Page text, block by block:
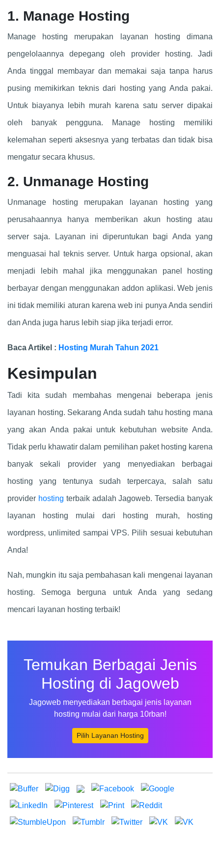
1. Manage Hosting
Manage hosting merupakan layanan hosting dimana
pengelolaannya depegang oleh provider hosting. Jadi
Anda tinggal membayar dan memakai saja tanpa harus
pusing memikirkan teknis dari hosting yang Anda pakai.
Untuk biayanya lebih murah karena satu server dipakai
oleh banyak pengguna. Manage hosting memiliki
kelemahan seperti aksesnya yang terbatas dan tidak bisa
mengatur secara khusus.
2. Unmanage Hosting
Unmanage hosting merupakan layanan hosting yang
perusahaannya hanya memberikan akun hosting atau
server saja. Layanan ini diperuntukan bagi Anda yang
menguasai hal teknis server. Untuk harga opsional, akan
menjadi lebih mahal jika menggunakan panel hosting
berbayar dengan menggunakan addon aplikasi. Web jenis
ini tidak memiliki aturan karena web ini punya Anda sendiri
dan Anda juga harus lebih siap jika terjadi error.
Baca Artikel : Hosting Murah Tahun 2021
Kesimpulan
Tadi kita sudah membahas mengenai beberapa jenis
layanan hosting. Sekarang Anda sudah tahu hosting mana
yang akan Anda pakai untuk kebutuhan website Anda.
Tidak perlu khawatir dalam pemilihan paket hosting karena
banyak sekali provider yang menyediakan berbagai
hosting yang tentunya sudah terpercaya, salah satu
provider hosting terbaik adalah Jagoweb. Tersedia banyak
layanan hosting mulai dari hosting murah, hosting
wordpress, unlimited sampai VPS. Pilih sesuai kebutuhan
Anda!
Nah, mungkin itu saja pembahasan kali mengenai layanan
hosting. Semoga berguna untuk Anda yang sedang
mencari layanan hosting terbaik!
Temukan Berbagai Jenis
Hosting di Jagoweb
Jagoweb menyediakan berbagai jenis layanan
hosting mulai dari harga 10rban!
Pilih Layanan Hosting